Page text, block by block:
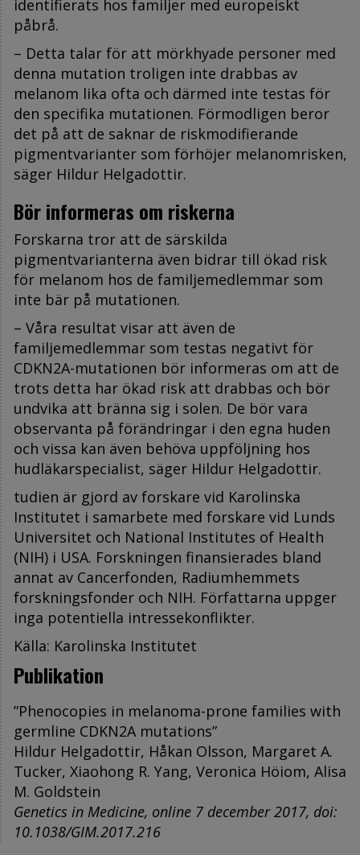
identifierats hos familjer med europeiskt
påbrå.
– Detta talar för att mörkhyade personer med
denna mutation troligen inte drabbas av
melanom lika ofta och därmed inte testas för
den specifika mutationen. Förmodligen beror
det på att de saknar de riskmodifierande
pigmentvarianter som förhöjer melanomrisken,
säger Hildur Helgadottir.
Bör informeras om riskerna
Forskarna tror att de särskilda
pigmentvarianterna även bidrar till ökad risk
för melanom hos de familjemedlemmar som
inte bär på mutationen.
– Våra resultat visar att även de
familjemedlemmar som testas negativt för
CDKN2A-mutationen bör informeras om att de
trots detta har ökad risk att drabbas och bör
undvika att bränna sig i solen. De bör vara
observanta på förändringar i den egna huden
och vissa kan även behöva uppföljning hos
hudläkarspecialist, säger Hildur Helgadottir.
tudien är gjord av forskare vid Karolinska
Institutet i samarbete med forskare vid Lunds
Universitet och National Institutes of Health
(NIH) i USA. Forskningen finansierades bland
annat av Cancerfonden, Radiumhemmets
forskningsfonder och NIH. Författarna uppger
inga potentiella intressekonflikter.
Källa: Karolinska Institutet
Publikation
”Phenocopies in melanoma-prone families with
germline CDKN2A mutations”
Hildur Helgadottir, Håkan Olsson, Margaret A.
Tucker, Xiaohong R. Yang, Veronica Höiom, Alisa
M. Goldstein
Genetics in Medicine, online 7 december 2017, doi:
10.1038/GIM.2017.216